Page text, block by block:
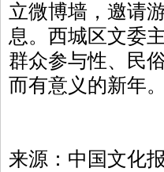
立微博墙，邀请
息。西城区文委
群众参与性、民
而有意义的新年。
来源：中国文化